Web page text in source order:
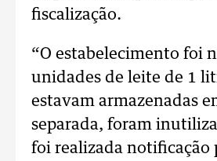
fiscalização.
“O estabelecimento foi
unidades de leite de 1
estavam armazenadas
separada, foram
foi realizada notificação